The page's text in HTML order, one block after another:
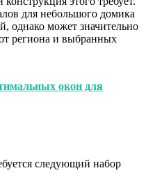
для небольшого домика
однако может значительно
региона и выбранных
окон для
следующий набор